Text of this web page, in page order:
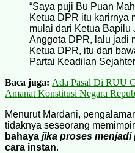
“Saya puji Bu Puan
Ketua DPR itu karirnya
mulai dari Ketua Bapilu
Anggota DPR, lalu jadi
Ketua DPR, itu dari
Partai Keadilan
Baca juga: Ada Pasal Di RUU
Amanat Konstitusi Negara
Menurut Mardani,
tidaknya seseorang
bahaya jika proses menjadi
cara instan.